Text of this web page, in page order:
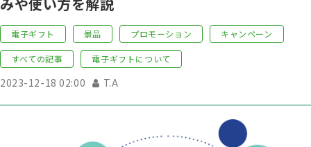
電子ギフト 景品 プロモーション キャンペーン
すべての記事 電子ギフトについて
2023-12-18 02:00 T.A